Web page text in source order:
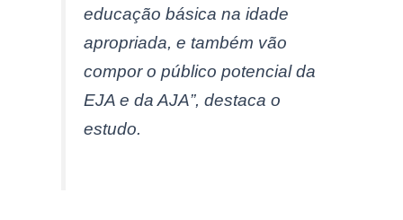
educação básica na idade
apropriada, e também vão
compor o público potencial da
EJA e da AJA”, destaca o
estudo.